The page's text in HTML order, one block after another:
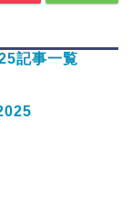
記事一覧